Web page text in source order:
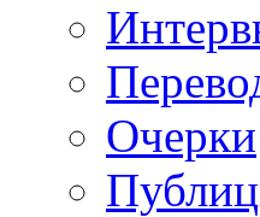
Очерки